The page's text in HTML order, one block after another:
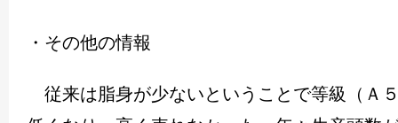
・その他の情報
従来は脂身が少ないということで等級（Ａ